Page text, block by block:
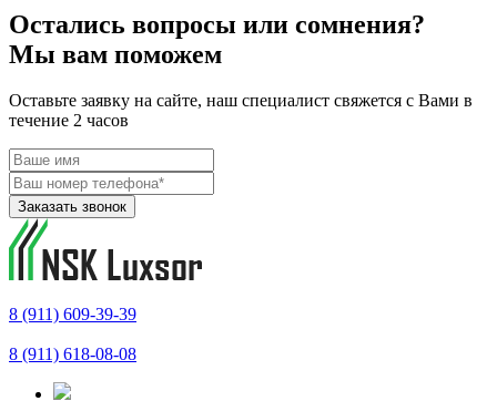
Остались вопросы или сомнения?
Мы вам поможем
Оставьте заявку на сайте, наш специалист свяжется с Вами в
течение 2 часов
Заказать звонок
8 (911) 609-39-39
8 (911) 618-08-08